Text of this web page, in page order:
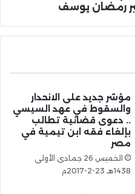
رمضان يوسف
مؤشر جديد على الانحدار
والسقوط في عهد السيسي
.. دعوى قضائية تطالب
بإلغاء فقه ابن تيمية في
مصر
الخميس 26 جمادى الأولى
1438هـ 23-2-2017م